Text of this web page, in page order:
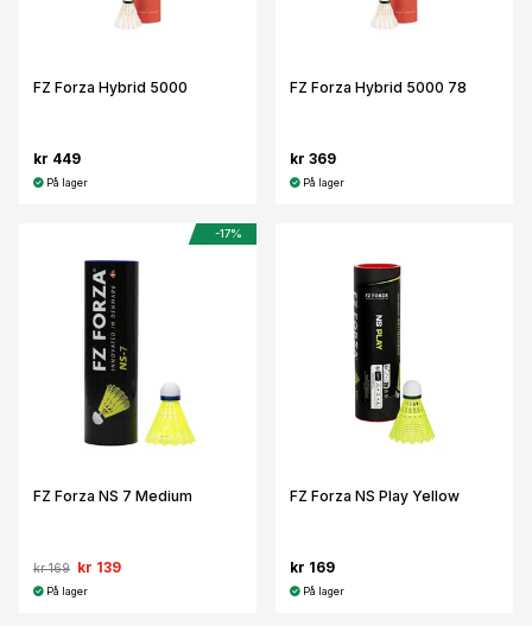
FZ Forza Hybrid 5000
kr 449
På lager
FZ Forza Hybrid 5000 78
kr 369
På lager
-17%
FZ Forza NS 7 Medium
kr 169 kr 139
På lager
FZ Forza NS Play Yellow
kr 169
På lager